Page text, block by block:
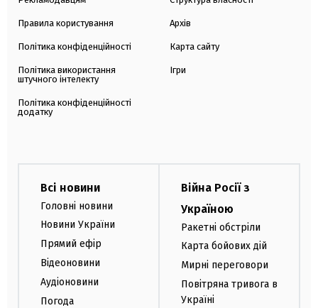
Правила користування
Політика конфіденційності
Політика використання
штучного інтелекту
Політика конфіденційності
додатку
Архів
Карта сайту
Ігри
Всі новини
Головні новини
Новини України
Прямий ефір
Відеоновини
Аудіоновини
Погода
Війна Росії з
Україною
Ракетні обстріли
Карта бойових дій
Мирні переговори
Повітряна тривога в
Україні